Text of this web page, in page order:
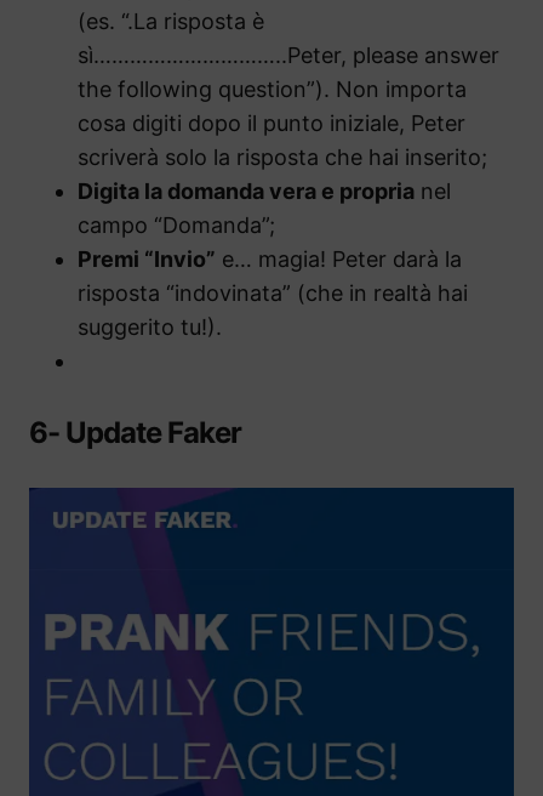
(es. “.La risposta è
sì…………………………..Peter, please answer
the following question”). Non importa
cosa digiti dopo il punto iniziale, Peter
scriverà solo la risposta che hai inserito;
Digita la domanda vera e propria nel
campo “Domanda”;
Premi “Invio” e… magia! Peter darà la
risposta “indovinata” (che in realtà hai
suggerito tu!).
6- Update Faker